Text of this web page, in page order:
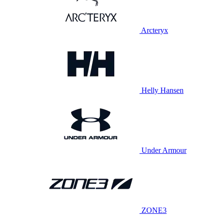
Arcteryx
Helly Hansen
Under Armour
ZONE3